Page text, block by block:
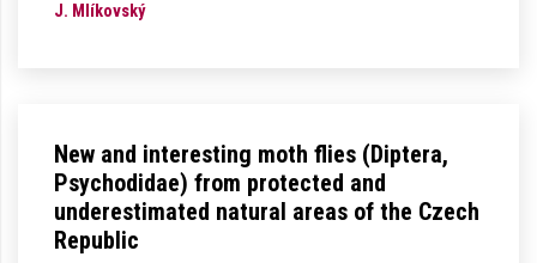
J. Mlíkovský
New and interesting moth flies (Diptera,
Psychodidae) from protected and
underestimated natural areas of the Czech
Republic